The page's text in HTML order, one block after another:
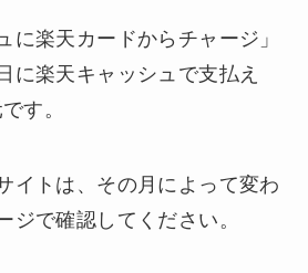
楽天カードからチャージ」
に楽天キャッシュで支払え
す。
イトは、その月によって変わ
ジで確認してください。